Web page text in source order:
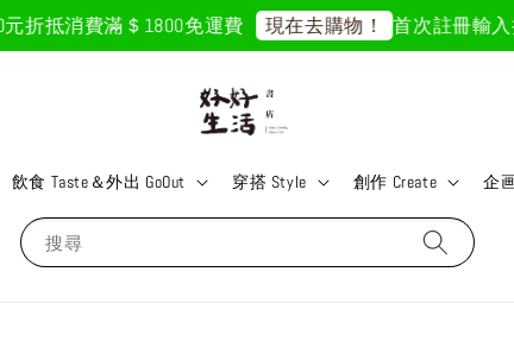
抵消費滿＄1800免運費 現在去購物！ 首次註冊輸入折扣
搜尋
飲食 Taste＆外出 GoOut 穿搭 Style 創作 Create 企